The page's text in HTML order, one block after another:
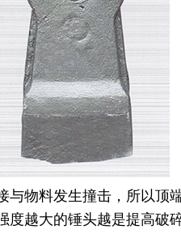
物料发生撞击，所以顶
越大的锤头越是提高破